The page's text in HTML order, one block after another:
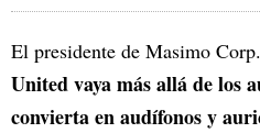
El presidente de Masimo Corp.
United vaya más allá de los
convierta en audífonos y